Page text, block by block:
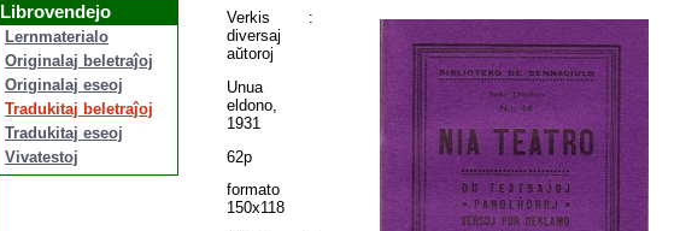
Librovendejo
Lernmaterialo
Originalaj beletraĵoj
Originalaj eseoj
Tradukitaj beletraĵoj
Tradukitaj eseoj
Vivatestoj
Verkis :
diversaj
aŭtoroj
Unua
eldono,
1931
62p
formato
150x118